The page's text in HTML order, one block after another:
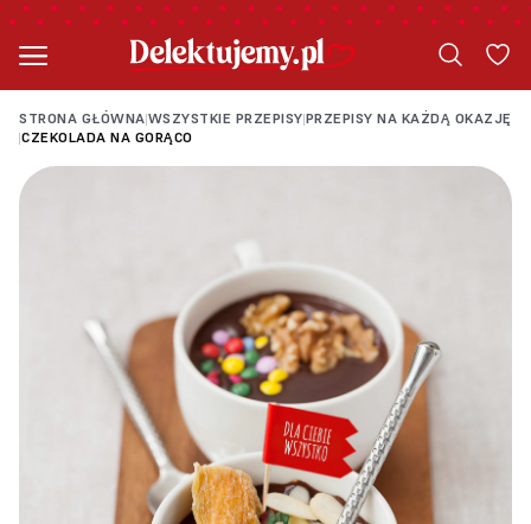
STRONA GŁÓWNA|WSZYSTKIE PRZEPISY|PRZEPISY NA KAŻDĄ OKAZJĘ
|CZEKOLADA NA GORĄCO